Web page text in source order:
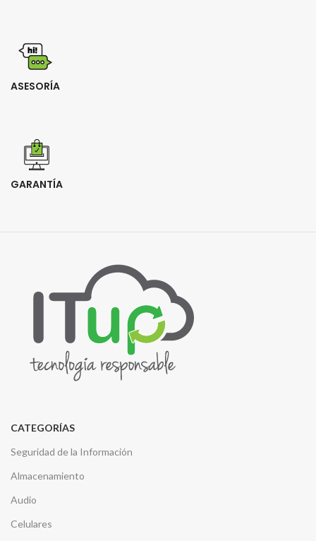
ASESORÍA
GARANTÍA
CATEGORÍAS
Seguridad de la Información
Almacenamiento
Audio
Celulares